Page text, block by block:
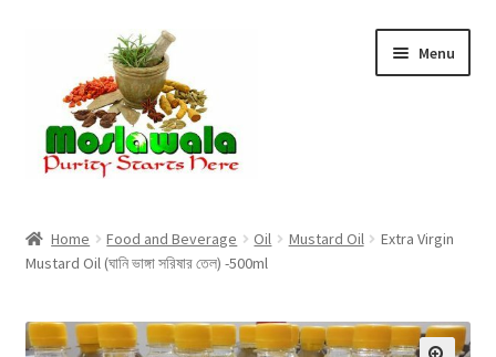
navigation
content
Menu
Cart
Checkout
Home Food and Beverage Oil Mustard Oil
Extra Virgin
Mustard Oil (ঘানি ভাঙ্গা সরিষার তেল) -500ml